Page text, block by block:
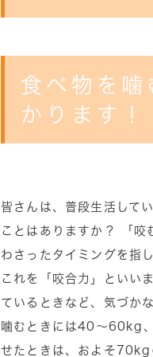
食べ物を
かります！
皆さんは、普段生活して
ことはありますか？ 「咬
わさったタイミングを指
これを「咬合力」といい
ているときなど、気づか
噛むときには40～60kg
せたときは、およそ70kg